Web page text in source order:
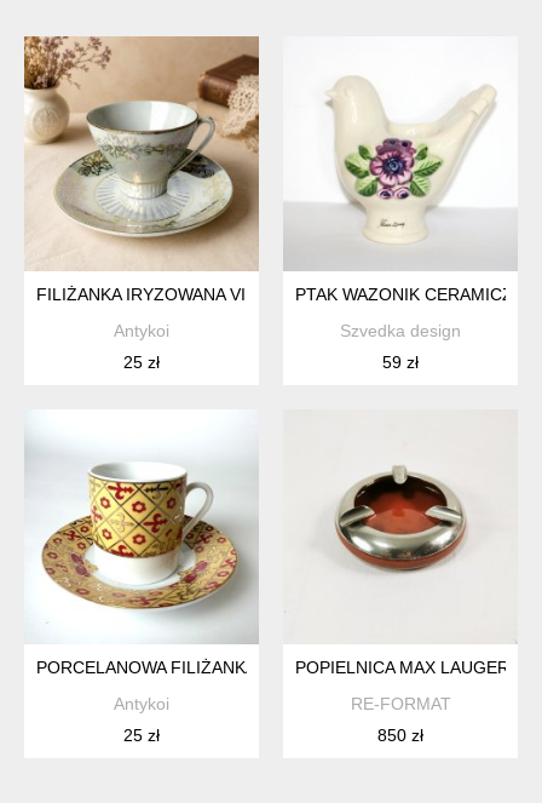
FILIŻANKA IRYZOWANA VINTAGE PERŁOWA ZŁOCENIA
Antykoi
25 zł
PTAK WAZONIK
Szvedka design
59 zł
PORCELANOWA FILIŻANKA ZE SPODKIEM ORNAMENT
Antykoi
25 zł
POPIELNICA MAX LAUGER,
RE-FORMAT
850 zł